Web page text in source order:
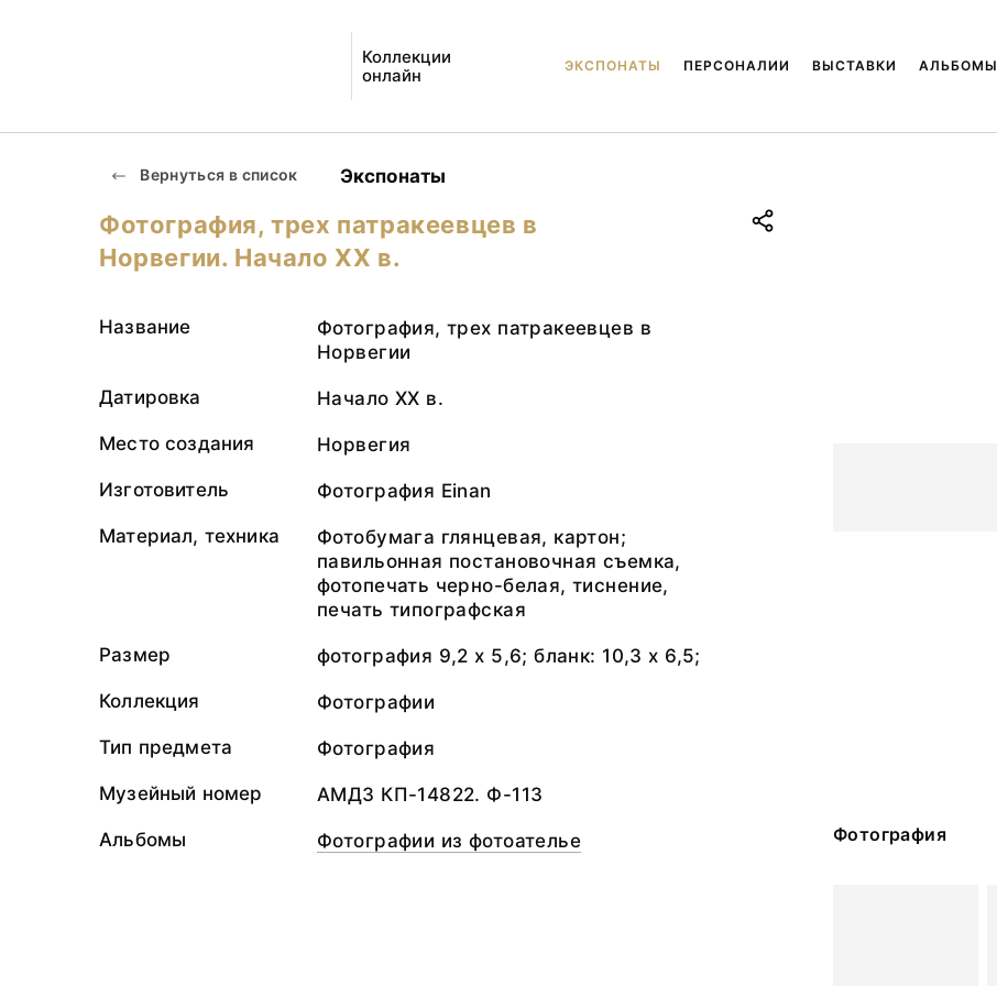
Коллекции
онлайн
ЭКСПОНАТЫ ПЕРСОНАЛИИ ВЫСТАВКИ АЛЬБОМЫ
Вернуться в список Экспонаты
Фотография
Фотография, трех патракеевцев в
Норвегии. Начало ХХ в.
Название
Фотография, трех патракеевцев в
Норвегии
Датировка Начало ХХ в.
Место создания Норвегия
Изготовитель Фотография Einan
Материал, техника
Фотобумага глянцевая, картон;
павильонная постановочная съемка,
фотопечать черно-белая, тиснение,
печать типографская
Размер фотография 9,2 х 5,6; бланк: 10,3 х 6,5;
Коллекция Фотографии
Тип предмета Фотография
Музейный номер АМДЗ КП-14822. Ф-113
Альбомы Фотографии из фотоателье